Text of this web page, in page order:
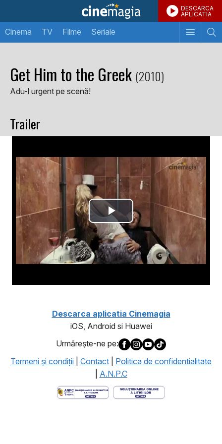
DESCARCA
APLICATIA
Cinema TV Filme Seriale
Get Him to the Greek (2010)
Adu-l urgent pe scenă!
Trailer
Descarca aplicatia Cinemagia
iOS, Android si Huawei
Urmăreşte-ne pe:
Termeni şi condiţii
Contact
Politica de confidentialitate
A.N.P.C